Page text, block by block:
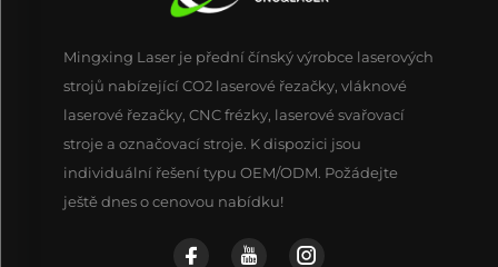
Mingxing Laser je přední čínský výrobce laserových
strojů nabízející CO2 laserové řezačky, vláknové
laserové řezačky, CNC frézky, laserové svařovací
stroje a označovací stroje. K dispozici jsou
individuální řešení typu OEM/ODM. Požádejte
ještě dnes o cenovou nabídku!